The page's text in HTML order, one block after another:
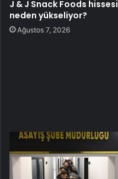
J & J Snack Foods hissesi
neden yükseliyor?
Ağustos 7, 2026